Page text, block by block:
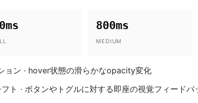
800ms
MEDIUM
ョン · hover状態の滑らかなopacity変化
ト · ボタンやトグルに対する即座の視覚フィードバ